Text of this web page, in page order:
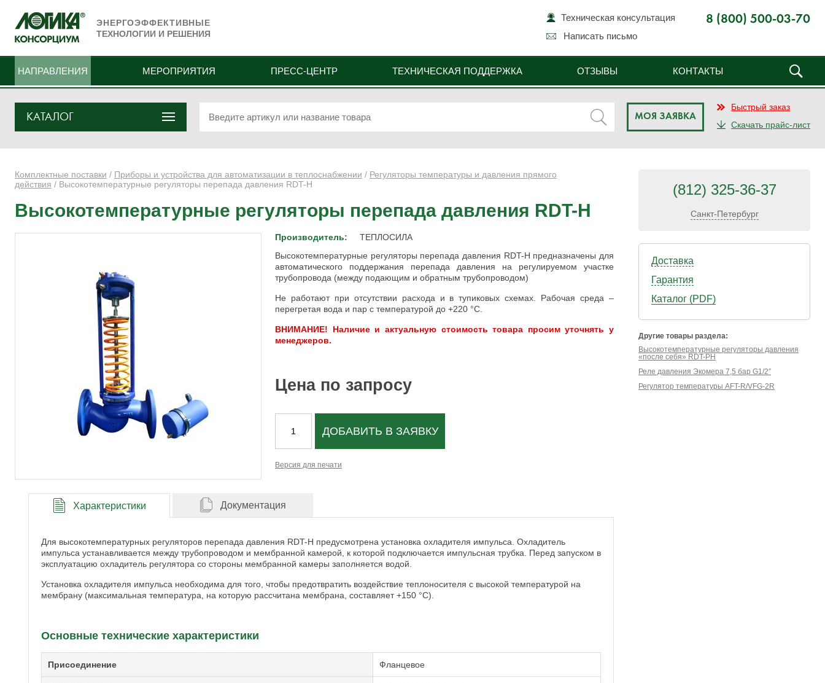
ЭНЕРГОЭФФЕКТИВНЫЕ
ТЕХНОЛОГИИ И РЕШЕНИЯ
8 (800) 500-03-70
Техническая консультация
Написать письмо
НАПРАВЛЕНИЯ МЕРОПРИЯТИЯ ПРЕСС-ЦЕНТР ТЕХНИЧЕСКАЯ ПОДДЕРЖКА ОТЗЫВЫ КОНТАКТЫ
КАТАЛОГ МОЯ ЗАЯВКА
Быстрый заказ
Скачать прайс-лист
Комплектные поставки / Приборы и устройства для автоматизации в теплоснабжении / Регуляторы температуры и давления прямого
действия / Высокотемпературные регуляторы перепада давления RDT-H
Высокотемпературные регуляторы перепада давления RDT-H
Производитель:
ТЕПЛОСИЛА
Высокотемпературные регуляторы перепада давления RDT-H предназначены для
автоматического поддержания перепада давления на регулируемом участке
трубопровода (между подающим и обратным трубопроводом)
Не работают при отсутствии расхода и в тупиковых схемах. Рабочая среда –
перегретая вода и пар с температурой до +220 °С.
ВНИМАНИЕ! Наличие и актуальную стоимость товара просим уточнять у
менеджеров.
Цена по запросу
ДОБАВИТЬ В ЗАЯВКУ
Версия для печати
Характеристики Документация
Для высокотемпературных регуляторов перепада давления RDT-H предусмотрена установка охладителя импульса. Охладитель
импульса устанавливается между трубопроводом и мембранной камерой, к которой подключается импульсная трубка. Перед запуском в
эксплуатацию охладитель регулятора со стороны мембранной камеры заполняется водой.
Установка охладителя импульса необходима для того, чтобы предотвратить воздействие теплоносителя с высокой температурой на
мембрану (максимальная температура, на которую рассчитана мембрана, составляет +150 °С).
Основные технические характеристики
Присоединение Фланцевое
(812) 325-36-37
Санкт-Петербург
Доставка
Гарантия
Каталог (PDF)
Другие товары раздела:
Высокотемпературные регуляторы давления
«после себя» RDT-PH
Реле давления Экомера 7,5 бар G1/2″
Регулятор температуры AFT-R/VFG-2R